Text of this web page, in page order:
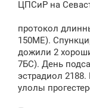
ЦПСиР на
протокол
150МЕ).
дожили 2
7БС). День
эстрадиол
улолы